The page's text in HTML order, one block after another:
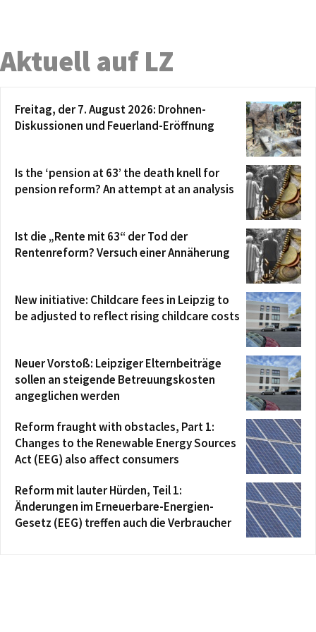
Aktuell auf LZ
Freitag, der 7. August 2026: Drohnen-
Diskussionen und Feuerland-Eröffnung
Is the ‘pension at 63’ the death knell for
pension reform? An attempt at an analysis
Ist die „Rente mit 63“ der Tod der
Rentenreform? Versuch einer Annäherung
New initiative: Childcare fees in Leipzig to
be adjusted to reflect rising childcare costs
Neuer Vorstoß: Leipziger Elternbeiträge
sollen an steigende Betreuungskosten
angeglichen werden
Reform fraught with obstacles, Part 1:
Changes to the Renewable Energy Sources
Act (EEG) also affect consumers
Reform mit lauter Hürden, Teil 1:
Änderungen im Erneuerbare-Energien-
Gesetz (EEG) treffen auch die Verbraucher